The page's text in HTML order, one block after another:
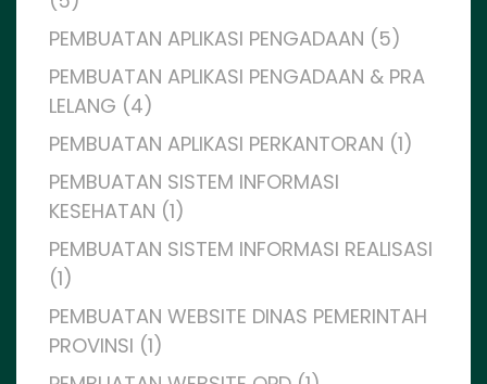
PEMBUATAN APLIKASI PENGADAAN (5)
PEMBUATAN APLIKASI PENGADAAN & PRA
LELANG (4)
PEMBUATAN APLIKASI PERKANTORAN (1)
PEMBUATAN SISTEM INFORMASI
KESEHATAN (1)
PEMBUATAN SISTEM INFORMASI REALISASI
(1)
PEMBUATAN WEBSITE DINAS PEMERINTAH
PROVINSI (1)